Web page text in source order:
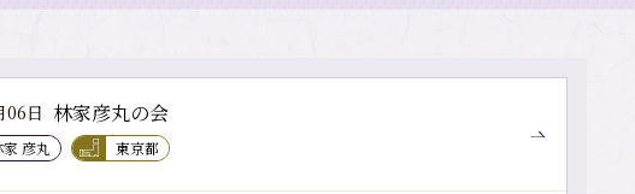
06日 林家彦丸の会
彦丸 東京都